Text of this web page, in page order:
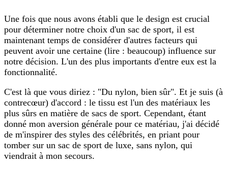
Une fois que nous avons établi que le design est crucial
pour déterminer notre choix d'un sac de sport, il est
maintenant temps de considérer d'autres facteurs qui
peuvent avoir une certaine (lire : beaucoup) influence sur
notre décision. L'un des plus importants d'entre eux est la
fonctionnalité.
C'est là que vous diriez : "Du nylon, bien sûr". Et je suis (à
contrecœur) d'accord : le tissu est l'un des matériaux les
plus sûrs en matière de sacs de sport. Cependant, étant
donné mon aversion générale pour ce matériau, j'ai décidé
de m'inspirer des styles des célébrités, en priant pour
tomber sur un sac de sport de luxe, sans nylon, qui
viendrait à mon secours.